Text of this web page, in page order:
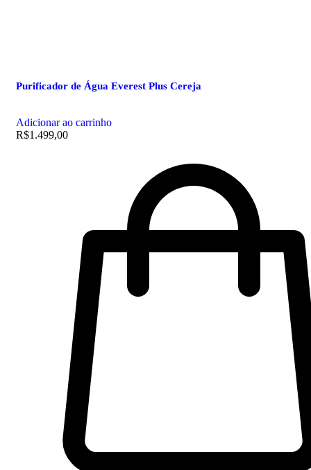
Purificador de Água Everest Plus Cereja
Adicionar ao carrinho
R$1.499,00